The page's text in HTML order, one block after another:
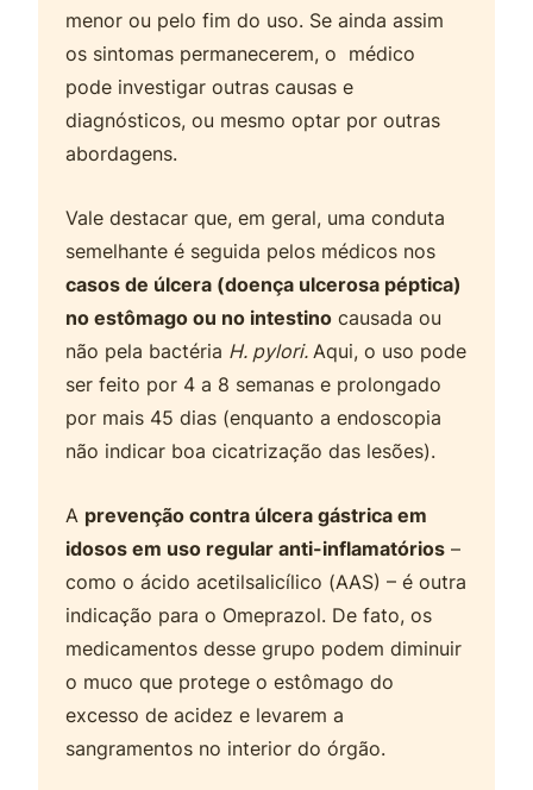
menor ou pelo fim do uso. Se ainda assim
os sintomas permanecerem, o médico
pode investigar outras causas e
diagnósticos, ou mesmo optar por outras
abordagens.
Vale destacar que, em geral, uma conduta
semelhante é seguida pelos médicos nos
casos de úlcera (doença ulcerosa péptica)
no estômago ou no intestino causada ou
não pela bactéria H. pylori. Aqui, o uso pode
ser feito por 4 a 8 semanas e prolongado
por mais 45 dias (enquanto a endoscopia
não indicar boa cicatrização das lesões).
A prevenção contra úlcera gástrica em
idosos em uso regular anti-inflamatórios –
como o ácido acetilsalicílico (AAS) – é outra
indicação para o Omeprazol. De fato, os
medicamentos desse grupo podem diminuir
o muco que protege o estômago do
excesso de acidez e levarem a
sangramentos no interior do órgão.